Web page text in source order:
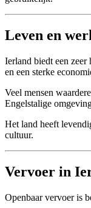
Leven en
Ierland biedt een
en een sterke
Veel mensen
Engelstalige
Het land heeft
cultuur.
Vervoer in
Openbaar vervoer is